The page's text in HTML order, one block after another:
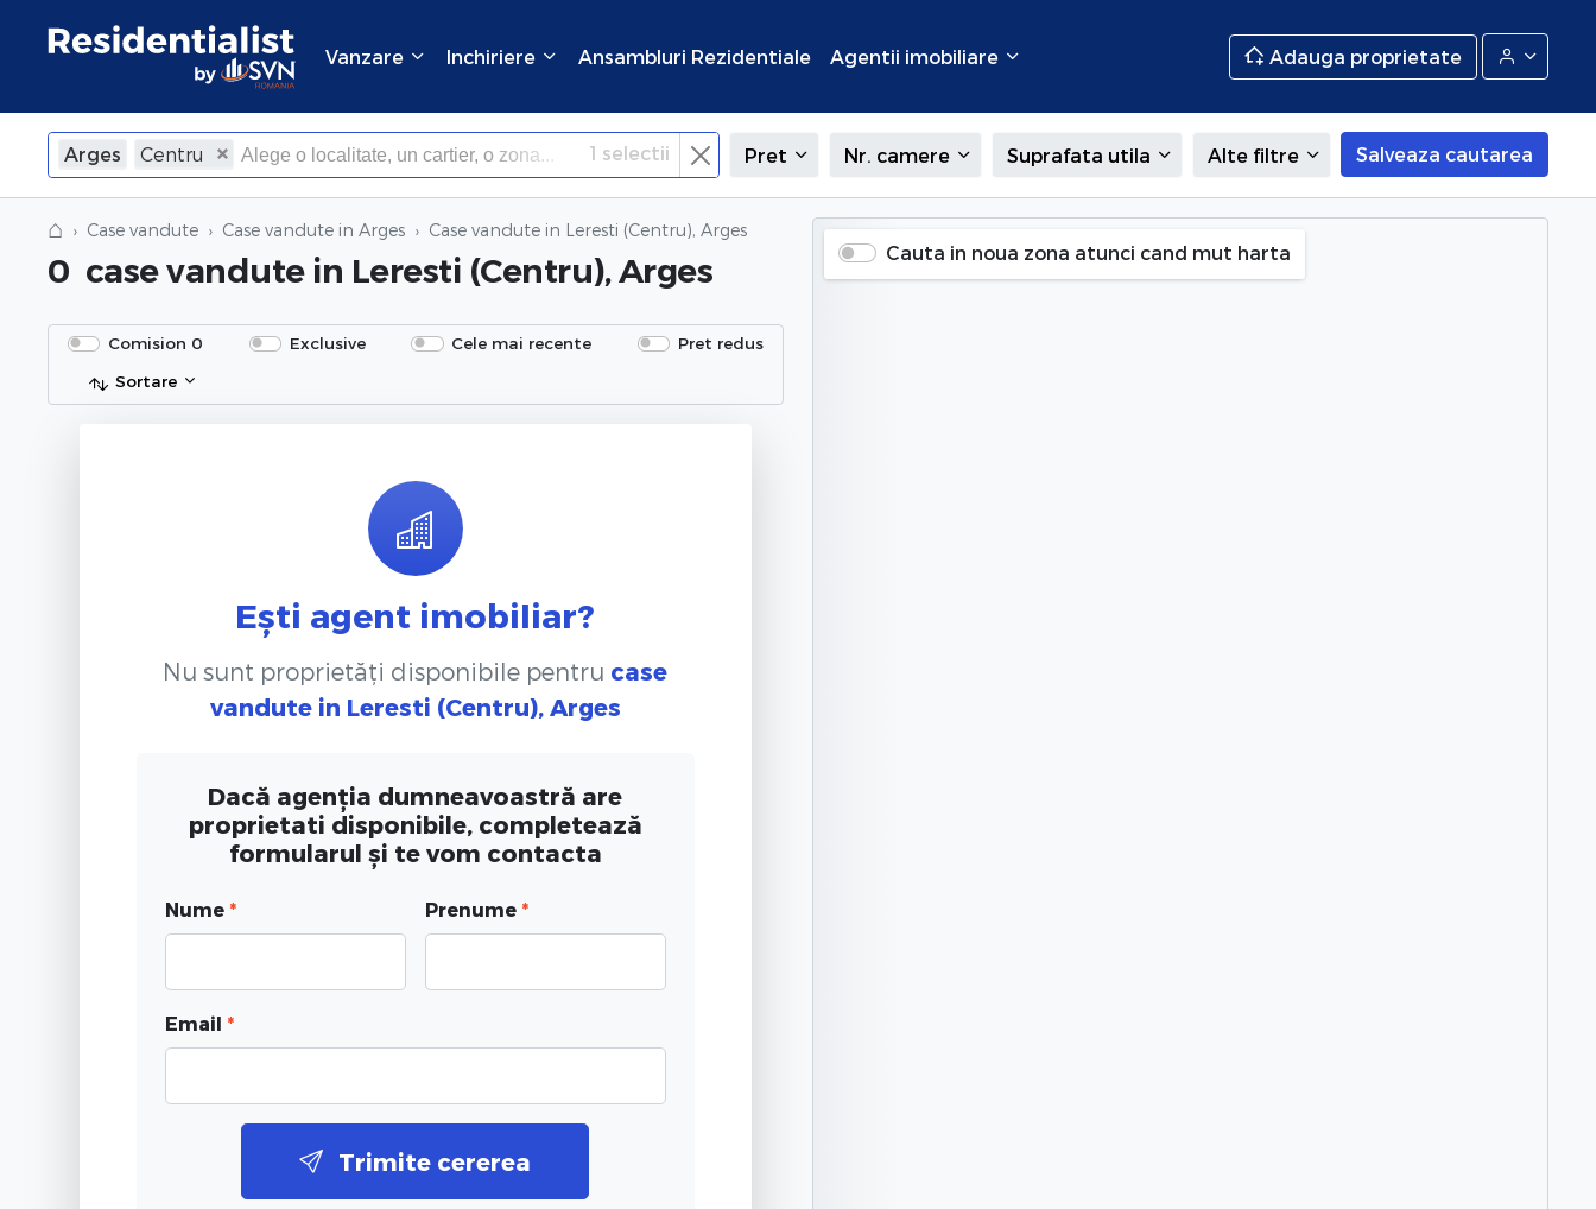
Vanzare Inchiriere Ansambluri Rezidentiale Agentii imobiliare Adauga proprietate
Arges Centru
×Inchide
1 selectii Pret Nr. camere Suprafata utila Alte filtre Salveaza cautarea
⌂ Case vandute Case vandute in Arges Case vandute in Leresti (Centru), Arges
0 case vandute in Leresti (Centru), Arges
Comision 0 Exclusive Cele mai recente
Pret redus
Sortare
Ești agent imobiliar?
Nu sunt proprietăți disponibile pentru case
vandute in Leresti (Centru), Arges
Dacă agenția dumneavoastră are
proprietati disponibile, completează
formularul și te vom contacta
Nume * Prenume *
Email *
Trimite cererea
Cauta in noua zona atunci cand mut harta